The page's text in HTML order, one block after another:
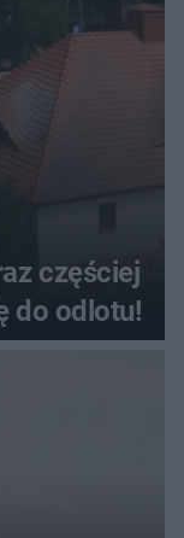
częściej
do odlotu!